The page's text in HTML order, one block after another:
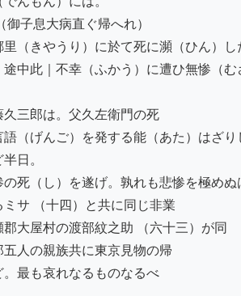
子息大病直ぐ帰へれ）
（きやうり）に於て死に瀕（ひん）
中此｜不幸（ふかう）に遭ひ無惨（む
三郎は。父久左衛門の死
（げんご）を発する能（あた）はざ
日。
死（し）を遂げ。孰れも悲惨を極めぬ
サ （十四）と共に同じ非業
大屋村の渡部紋之助 （六十三）が同
人の親族共に東京見物の帰
最も哀れなるものなるべ